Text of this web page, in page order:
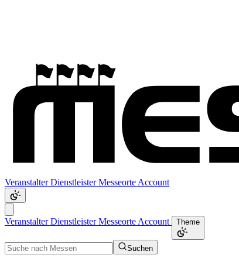
VeranstalterDienstleisterMesseorte Account
VeranstalterDienstleisterMesseorte Account Theme
Suchen